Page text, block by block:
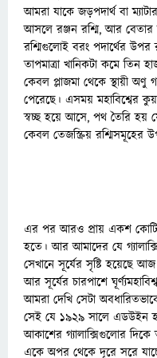
আমরা যাকে জড়পদার্থ বা
আসলে রঞ্জন রশ্মি, আর বেতার
রশ্মিগুলোই বরং পদার্থের উপর
তাপমাত্রা খানিকটা কমে তিন
কেবল প্লাজমা থেকে স্থায়ী
পেরেছে। এসময় মহাবিশ্বের
স্বচ্ছ হয়ে আসে, পথ তৈরি
কেবল তেজস্ক্রিয়
এর পর আরও প্রায় একশ কোটি
হতে। আর আমাদের যে
সেখানে সূর্যের সৃষ্টি হয়েছে
আর সূর্যের চারপাশে
আমরা দেখি সেটা
সেই যে ১৯২৯ সালে এডউইন
আকাশের গ্যালাক্সিগুলোর দিকে
একে অপর থেকে দূরে সরে